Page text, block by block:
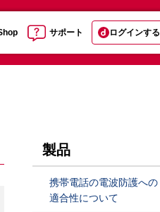
サポート ログインする
製品
携帯電話の電波防護への
適合性について